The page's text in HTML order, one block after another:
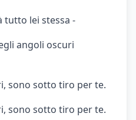
tutto lei stessa -
angoli oscuri
sono sotto tiro per te.
sono sotto tiro per te.